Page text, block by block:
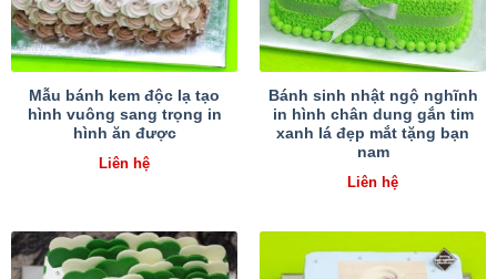
Mẫu bánh kem độc lạ tạo
hình vuông sang trọng in
hình ăn được
Liên hệ
Bánh sinh nhật ngộ nghĩnh
in hình chân dung gắn tim
xanh lá đẹp mắt tặng bạn
nam
Liên hệ